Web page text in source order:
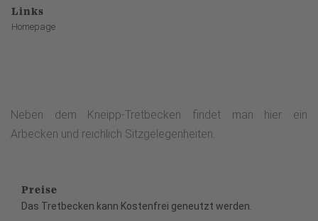
Links
Homepage
Neben dem Kneipp-Tretbecken findet man hier ein
Arbecken und reichlich Sitzgelegenheiten.
Preise
Das Tretbecken kann Kostenfrei geneutzt werden.